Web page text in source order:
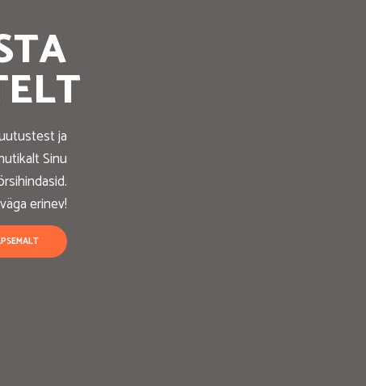
ja
Sinu
erinev!